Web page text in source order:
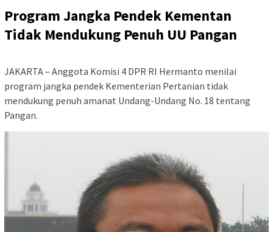
Program Jangka Pendek Kementan
Tidak Mendukung Penuh UU Pangan
JAKARTA – Anggota Komisi 4 DPR RI Hermanto menilai
program jangka pendek Kementerian Pertanian tidak
mendukung penuh amanat Undang-Undang No. 18 tentang
Pangan.